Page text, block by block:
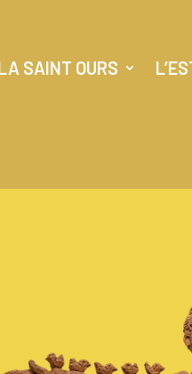
SAINT OURS